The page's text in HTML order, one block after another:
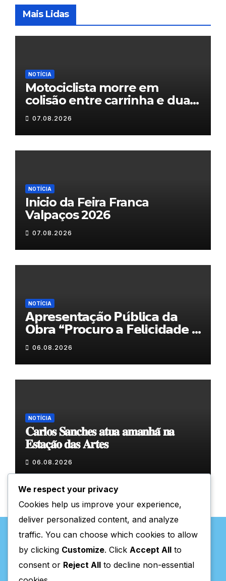
Mais Lidas
NOTÍCIA
Motociclista morre em
colisão entre carrinha e duas
motas em Chaves
07.08.2026
NOTÍCIA
Inicio da Feira Franca
Valpaços 2026
07.08.2026
NOTÍCIA
𝗔𝗽𝗿𝗲𝘀𝗲𝗻𝘁𝗮𝗰̧𝗮̃𝗼 𝗣𝘂́𝗯𝗹𝗶𝗰𝗮 𝗱𝗮
𝗢𝗯𝗿𝗮 “𝗣𝗿𝗼𝗰𝘂𝗿𝗼 𝗮 𝗙𝗲𝗹𝗶𝗰𝗶𝗱𝗮𝗱𝗲 𝗲
𝗲𝗹𝗮 𝗺𝗼𝗿𝗮 𝗰𝗼𝗺𝗶𝗴𝗼”
06.08.2026
NOTÍCIA
𝐂𝐚𝐫𝐥𝐨𝐬 𝐒𝐚𝐧𝐜𝐡𝐞𝐬 𝐚𝐭𝐮𝐚 𝐚𝐦𝐚𝐧𝐡𝐚̃ 𝐧𝐚
𝐄𝐬𝐭𝐚𝐜̧𝐚̃𝐨 𝐝𝐚𝐬 𝐀𝐫𝐭𝐞𝐬
06.08.2026
We respect your privacy
Cookies help us improve your experience,
deliver personalized content, and analyze
traffic. You can choose which cookies to allow
by clicking Customize. Click Accept All to
consent or Reject All to decline non-essential